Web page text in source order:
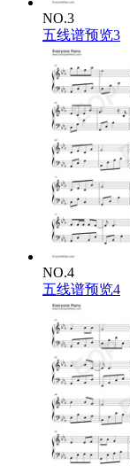
NO.3
五线谱预览3
NO.4
五线谱预览4